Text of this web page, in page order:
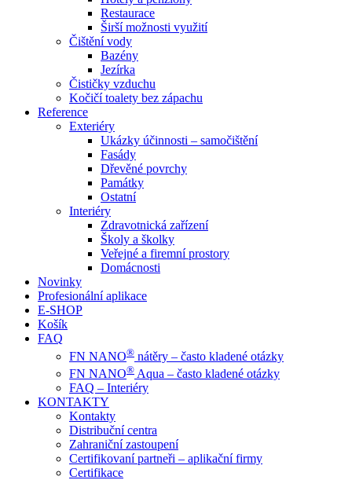
Restaurace
Širší možnosti využití
Čištění vody
Bazény
Jezírka
Čističky vzduchu
Kočičí toalety bez zápachu
Reference
Exteriéry
Ukázky účinnosti – samočištění
Fasády
Dřevěné povrchy
Památky
Ostatní
Interiéry
Zdravotnická zařízení
Školy a školky
Veřejné a firemní prostory
Domácnosti
Novinky
Profesionální aplikace
E-SHOP
Košík
FAQ
FN NANO® nátěry – často kladené otázky
FN NANO® Aqua – často kladené otázky
FAQ – Interiéry
KONTAKTY
Kontakty
Distribuční centra
Zahraniční zastoupení
Certifikovaní partneři – aplikační firmy
Certifikace